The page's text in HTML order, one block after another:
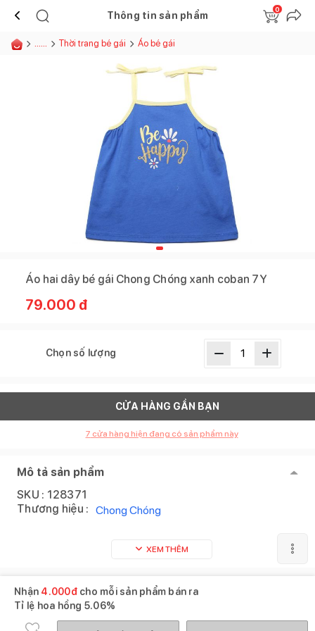
Thông tin sản phẩm
0
...... Thời trang bé gái Áo bé gái
Áo hai dây bé gái Chong Chóng xanh coban 7Y
79.000 đ
Chọn số lượng
CỬA HÀNG GẦN BẠN
7 cửa hàng hiện đang có sản phẩm này
Mô tả sản phẩm
SKU : 128371
Thương hiệu : Chong Chóng
XEM THÊM
Nhận 4.000đcho mỗi sản phẩm bán ra
Tỉ lệ hoa hồng 5.06%